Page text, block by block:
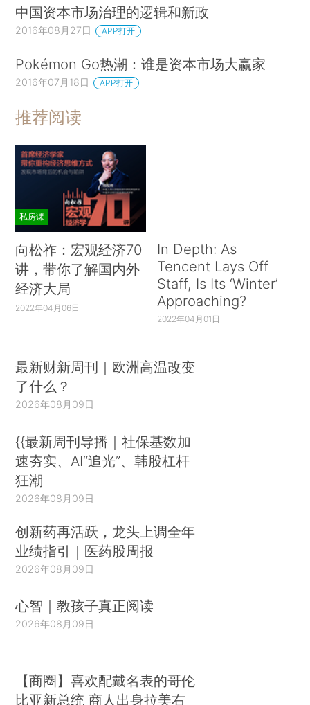
中国资本市场治理的逻辑和新政
2016年08月27日 APP打开
Pokémon Go热潮：谁是资本市场大赢家
2016年07月18日 APP打开
推荐阅读
私房课
向松祚：宏观经济70
讲，带你了解国内外
经济大局
2022年04月06日
In Depth: As
Tencent Lays Off
Staff, Is Its ‘Winter’
Approaching?
2022年04月01日
最新财新周刊｜欧洲高温改变
了什么？
2026年08月09日
{{最新周刊导播｜社保基数加
速夯实、AI“追光”、韩股杠杆
狂潮
2026年08月09日
创新药再活跃，龙头上调全年
业绩指引｜医药股周报
2026年08月09日
心智｜教孩子真正阅读
2026年08月09日
【商圈】喜欢配戴名表的哥伦
比亚新总统 商人出身拉美右